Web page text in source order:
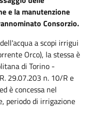
e la manutenzione
Consorzio.
a scopi irrigui
Orco), la stessa è
di Torino -
29.07.203 n. 10/R e
è concessa nel
periodo di irrigazione